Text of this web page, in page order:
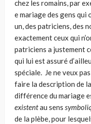
chez les romains, par
e mariage des gens qui
un, des patriciens, des
exactement ceux qui
patriciens a justement
qui lui est assuré
spéciale. Je ne veux
faire la description de la
différence du mariage
existentau sens
de la plèbe, pour